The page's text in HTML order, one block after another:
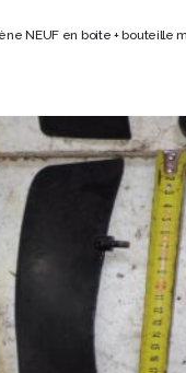
NEUF en boite + bouteille